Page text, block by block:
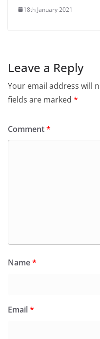
18th January 2021
Leave a Reply
Your email address will
fields are marked *
Comment*
Name*
Email*